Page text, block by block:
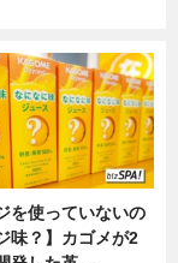
を使っていないの
味？】カゴメが2